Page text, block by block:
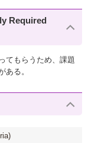
Required
てもらうため、課題
ある。